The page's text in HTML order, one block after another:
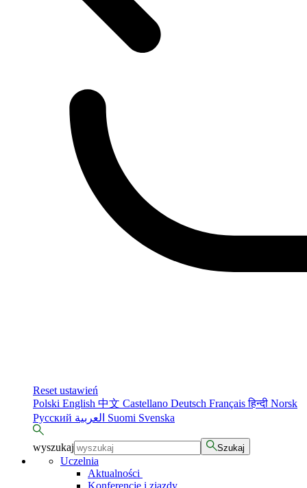
Reset ustawień
Polski English 中文 Castellano Deutsch Françaisहिन्दी Norsk
Русский
Suomi Svenska
wyszukaj Szukaj
Uczelnia
Aktualności
Konferencje i zjazdy